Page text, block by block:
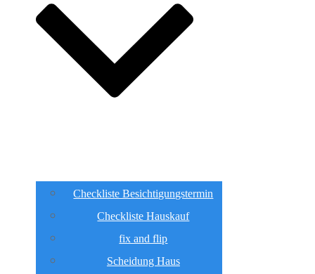
Checkliste Besichtigungstermin
Checkliste Hauskauf
fix and flip
Scheidung Haus